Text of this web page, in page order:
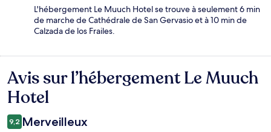
L'hébergement Le Muuch Hotel se trouve à seulement 6 min
de marche de Cathédrale de San Gervasio et à 10 min de
Calzada de los Frailes.
Avis
Avis sur l’hébergement Le Muuch
Hotel
9,2 Merveilleux